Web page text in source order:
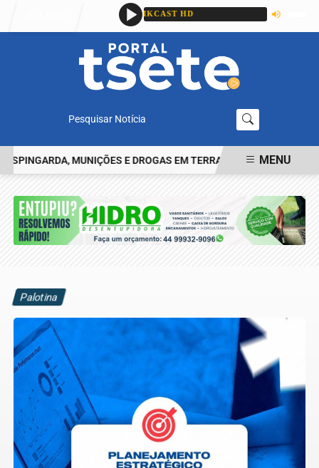
Pesquisar Notícia
MUNIÇÕES E DROGAS EM TERRA ROXA IDENTIFICADO
MENU
Palotina